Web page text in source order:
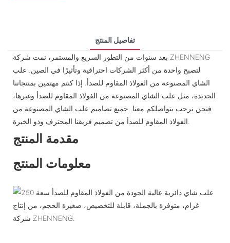
تفاصيل المنتج
بعد سنوات من التطور السريع والمستمر، نمت شركة ZHENNENG
لتصبح واحدة من أكثر الشركات احترافية وتأثيرًا في الصين. علب
الشاي المصنوعة من الفولاذ المقاوم للصدأ. إذا كنتم مهتمين بمنتجاتنا
الجديدة، مثل علب الشاي المصنوعة من الفولاذ المقاوم للصدأ وغيرها،
فنحن نرحب بتواصلكم معنا. جميع تصاميم علب الشاي المصنوعة من
مقدمة المنتج
معلومات المنتج